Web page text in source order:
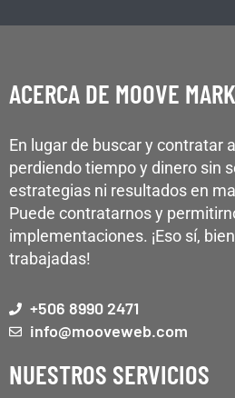
ACERCA DE MOOVE
En lugar de buscar y contratar
perdiendo tiempo y dinero sin
estrategias ni resultados en
Puede contratarnos y
implementaciones. ¡Eso sí,
trabajadas!
+506 8990 2471
info@mooveweb.com
NUESTROS SERVICIOS